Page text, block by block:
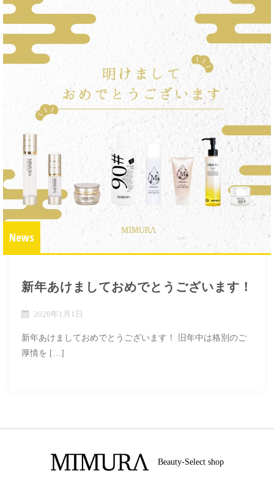
News
新年あけましておめでとうございます！
2020年1月1日
新年あけましておめでとうございます！ 旧年中は格別のご
厚情を […]
Beauty-Select shop